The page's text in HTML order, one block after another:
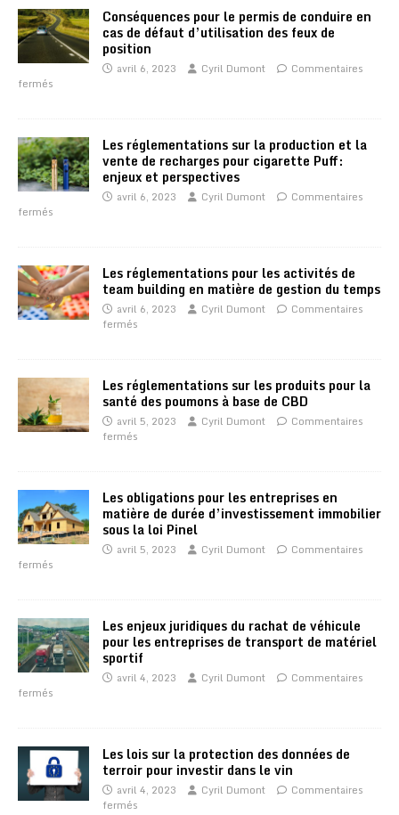
Conséquences pour le permis de conduire en
cas de défaut d’utilisation des feux de
position
avril 6, 2023 Cyril Dumont
Commentaires
fermés
Les réglementations sur la production et la
vente de recharges pour cigarette Puff:
enjeux et perspectives
avril 6, 2023 Cyril Dumont
Commentaires
fermés
Les réglementations pour les activités de
team building en matière de gestion du temps
avril 6, 2023 Cyril Dumont
Commentaires
fermés
Les réglementations sur les produits pour la
santé des poumons à base de CBD
avril 5, 2023 Cyril Dumont
Commentaires
fermés
Les obligations pour les entreprises en
matière de durée d’investissement immobilier
sous la loi Pinel
avril 5, 2023 Cyril Dumont
Commentaires
fermés
Les enjeux juridiques du rachat de véhicule
pour les entreprises de transport de matériel
sportif
avril 4, 2023 Cyril Dumont
Commentaires
fermés
Les lois sur la protection des données de
terroir pour investir dans le vin
avril 4, 2023 Cyril Dumont
Commentaires
fermés